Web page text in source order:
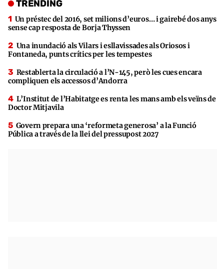
TRENDING
Un préstec del 2016, set milions d’euros… i gairebé dos anys
sense cap resposta de Borja Thyssen
Una inundació als Vilars i esllavissades als Oriosos i
Fontaneda, punts crítics per les tempestes
Restablerta la circulació a l’N-145, però les cues encara
compliquen els accessos d’Andorra
L’Institut de l’Habitatge es renta les mans amb els veïns de
Doctor Mitjavila
Govern prepara una ‘reformeta generosa’ a la Funció
Pública a través de la llei del pressupost 2027